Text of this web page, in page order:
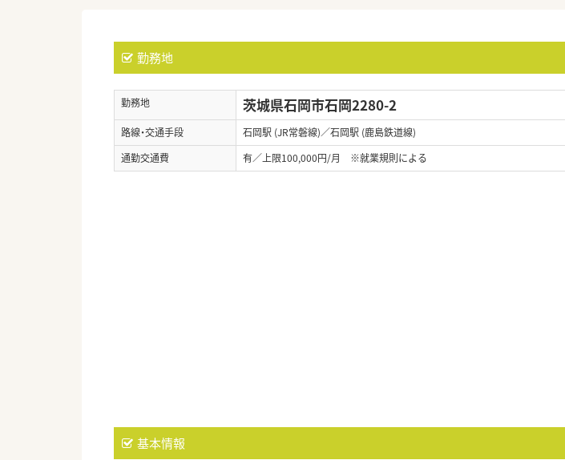
勤務地
勤務地 茨城県石岡市石岡2280-2
路線・交通手段
石岡駅 (JR常磐線)／石岡駅 (鹿島鉄道線)
通勤交通費
有／上限100,000円/月 ※就業規則による
基本情報